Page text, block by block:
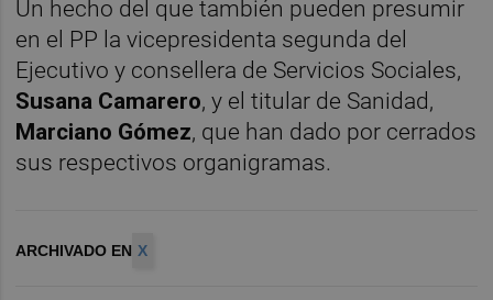
Un hecho del que también pueden presumir
en el PP la vicepresidenta segunda del
Ejecutivo y consellera de Servicios Sociales,
Susana Camarero, y el titular de Sanidad,
Marciano Gómez, que han dado por cerrados
sus respectivos organigramas.
ARCHIVADO EN X